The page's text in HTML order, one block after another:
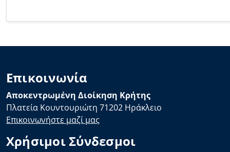
Επικοινωνία
Αποκεντρωμένη Διοίκηση Κρήτης
Πλατεία Κουντουριώτη 71202 Ηράκλειο
Επικοινωνήστε μαζί μας
Χρήσιμοι Σύνδεσμοι